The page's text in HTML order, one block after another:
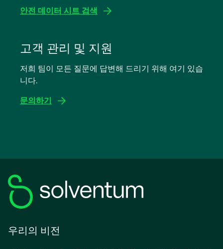
안전 데이터 시트 검색
고객 관리 및 지원
저희 팀이 모든 질문에 답변해 드리기 위해 여기 있습
니다.
문의하기
우리의 비전